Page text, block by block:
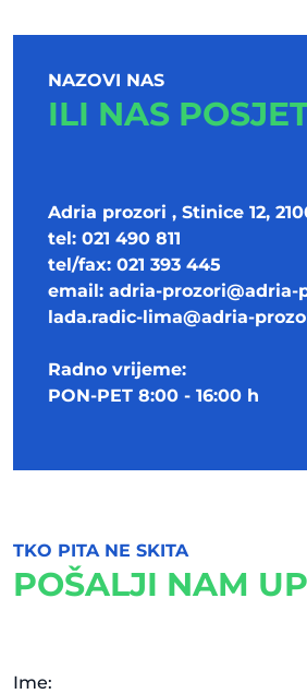
NAZOVI NAS
ILI NAS
Adria prozori , Stinice 12,
tel: 021 490 811
tel/fax: 021 393 445
email: adria-prozori@adria-
lada.radic-lima@adria-
Radno vrijeme:
PON-PET 8:00 - 16:00 h
TKO PITA NE SKITA
POŠALJI NAM
Ime: